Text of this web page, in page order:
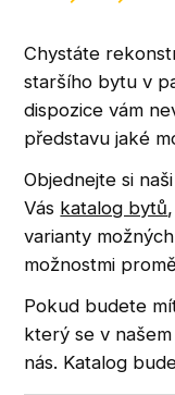
Chystáte
staršího bytu v
dispozice vám
představu jaké
Objednejte si
Vás katalog bytů
varianty
možnostmi
Pokud budete
který se v
nás. Katalog